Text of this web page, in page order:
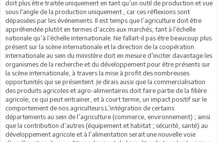
doit plus être traitée uniquement en tant qu’un outil de production et vue
sous l'angle de la production uniquement , car ces réflexions sont
dépassées par les événements. Il est temps que l’agriculture doit être
appréhendée plutôt en termes d’accès aux marchés, tant à l’échelle
nationale qu’à l’échelle internationale. Ne fallait-il pas être beaucoup plus
présent sur la scène internationale et la direction de la coopération
internationale au sein du ministère doit en mesure d’inciter davantage les
organismes de la recherche et du développement pour être présents sur
la scène internationale, à travers la mise à profit des nombreuses
opportunités qui se présentent. Je dirais aussi que la commercialisation
des produits agricoles et agro-alimentaires doit faire partie de la filière
agricole, ce qui peut entrainer, et à court terme, un impact positif sur le
comportement de nos agriculteurs.L’intégration de certains
départements au sein de l’agriculture (commerce, environnement) ; ainsi
que la contribution d’autres (équipement et habitat ; sécurité, santé) au
développement agricole et à l’alimentation serait une nouvelle voie